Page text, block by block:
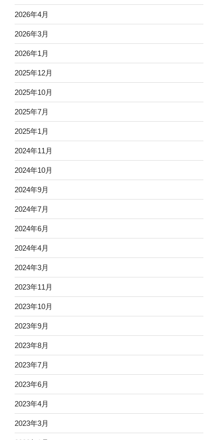
2026年4月
2026年3月
2026年1月
2025年12月
2025年10月
2025年7月
2025年1月
2024年11月
2024年10月
2024年9月
2024年7月
2024年6月
2024年4月
2024年3月
2023年11月
2023年10月
2023年9月
2023年8月
2023年7月
2023年6月
2023年4月
2023年3月